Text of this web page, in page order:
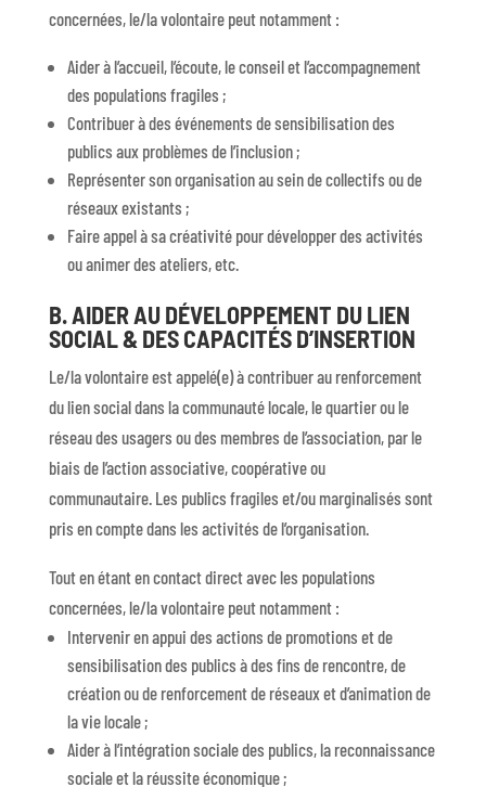
concernées, le/la volontaire peut notamment :
Aider à l’accueil, l’écoute, le conseil et l’accompagnement
des populations fragiles ;
Contribuer à des événements de sensibilisation des
publics aux problèmes de l’inclusion ;
Représenter son organisation au sein de collectifs ou de
réseaux existants ;
Faire appel à sa créativité pour développer des activités
ou animer des ateliers, etc.
B. AIDER AU DÉVELOPPEMENT DU LIEN
SOCIAL & DES CAPACITÉS D’INSERTION
Le/la volontaire est appelé(e) à contribuer au renforcement
du lien social dans la communauté locale, le quartier ou le
réseau des usagers ou des membres de l’association, par le
biais de l’action associative, coopérative ou
communautaire. Les publics fragiles et/ou marginalisés sont
pris en compte dans les activités de l’organisation.
Tout en étant en contact direct avec les populations
concernées, le/la volontaire peut notamment :
Intervenir en appui des actions de promotions et de
sensibilisation des publics à des fins de rencontre, de
création ou de renforcement de réseaux et d’animation de
la vie locale ;
Aider à l’intégration sociale des publics, la reconnaissance
sociale et la réussite économique ;